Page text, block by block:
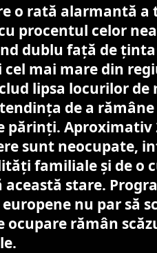
o rată alarmantă
procentul celor
dublu față de
cel mai mare din
lipsa locurilor de
de a
părinți. Aproximativ
sunt neocupate,
familiale și de o
stare.
nu par să
ocupare rămân